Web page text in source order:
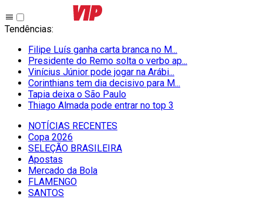
Tendências:
Filipe Luís ganha carta branca no M...
Presidente do Remo solta o verbo ap...
Vinícius Júnior pode jogar na Arábi...
Corinthians tem dia decisivo para M...
Tapia deixa o São Paulo
Thiago Almada pode entrar no top 3
NOTÍCIAS RECENTES
Copa 2026
SELEÇÃO BRASILEIRA
Apostas
Mercado da Bola
FLAMENGO
SANTOS